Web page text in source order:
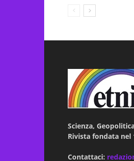
Scienza,
Rivista fondata nel
Contattaci: